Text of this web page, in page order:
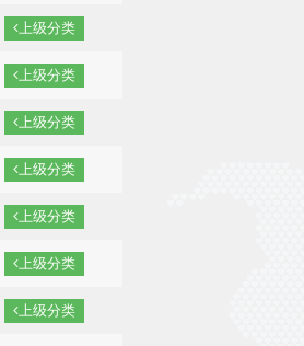
上级分类
上级分类
上级分类
上级分类
上级分类
上级分类
上级分类